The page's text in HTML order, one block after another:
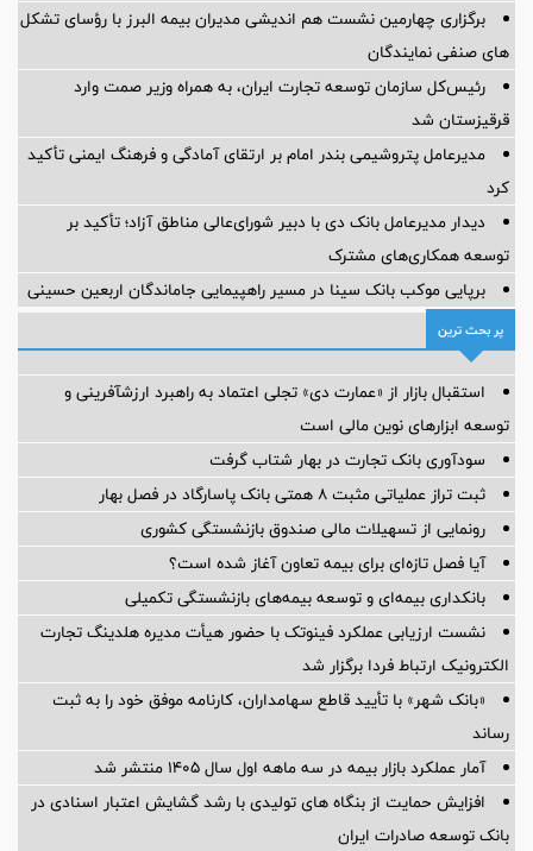
برگزاری چهارمین نشست هم اندیشی مدیران بیمه البرز با رؤسای تشکل
های صنفی نمایندگان
رئیس‌کل سازمان توسعه تجارت ایران، به همراه وزیر صمت وارد
قرقیزستان شد
مدیرعامل پتروشیمی بندر امام بر ارتقای آمادگی و فرهنگ ایمنی تأکید
کرد
دیدار مدیرعامل بانک دی با دبیر شورای‌عالی مناطق آزاد؛ تأکید بر
توسعه همکاری‌های مشترک
برپایی موکب بانک سینا در مسیر راهپیمایی جاماندگان اربعین حسینی
پر بحث ترین
استقبال بازار از «عمارت دی» تجلی اعتماد به راهبرد ارزشآفرینی و
توسعه ابزارهای نوین مالی است
سودآوری بانک تجارت در بهار شتاب گرفت
ثبت تراز عملیاتی مثبت ۸ همتی بانک پاسارگاد در فصل بهار
رونمایی از تسهیلات مالی صندوق بازنشستگی کشوری
آیا فصل تازه‌ای برای بیمه تعاون آغاز شده است؟
بانکداری بیمه‌ای و توسعه بیمه‌های بازنشستگی تکمیلی
نشست ارزیابی عملکرد فینوتک با حضور هیأت‌ مدیره هلدینگ تجارت
الکترونیک ارتباط فردا برگزار شد
«بانک شهر» با تأیید قاطع سهامداران، کارنامه موفق خود را به ثبت
رساند
آمار عملكرد بازار بیمه در سه ماهه اول سال 1405 منتشر شد
افزایش حمایت از بنگاه های تولیدی با رشد گشایش اعتبار اسنادی در
بانک توسعه صادرات ایران